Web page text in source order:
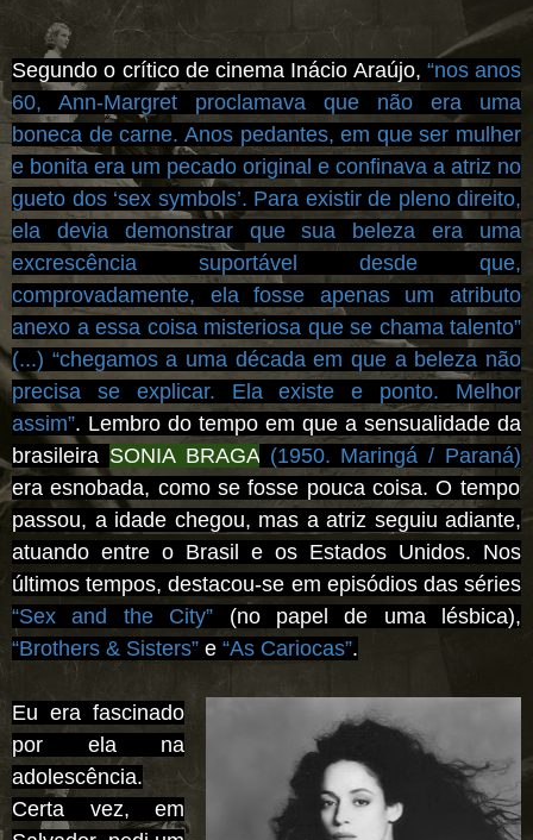
Segundo o crítico de cinema Inácio Araújo, “nos anos
60, Ann-Margret proclamava que não era uma
boneca de carne. Anos pedantes, em que ser mulher
e bonita era um pecado original e confinava a atriz no
gueto dos ‘sex symbols’. Para existir de pleno direito,
ela devia demonstrar que sua beleza era uma
excrescência suportável desde que,
comprovadamente, ela fosse apenas um atributo
anexo a essa coisa misteriosa que se chama talento”
(...) “chegamos a uma década em que a beleza não
precisa se explicar. Ela existe e ponto. Melhor
assim”. Lembro do tempo em que a sensualidade da
brasileira SONIA BRAGA (1950. Maringá / Paraná)
era esnobada, como se fosse pouca coisa. O tempo
passou, a idade chegou, mas a atriz seguiu adiante,
atuando entre o Brasil e os Estados Unidos. Nos
últimos tempos, destacou-se em episódios das séries
“Sex and the City” (no papel de uma lésbica),
“Brothers & Sisters” e “As Cariocas”.
Eu era fascinado
por ela na
adolescência.
Certa vez, em